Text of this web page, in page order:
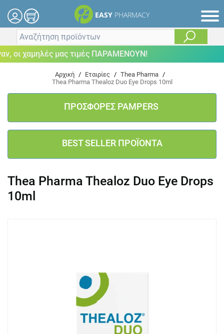
EASY PHARMACY
χαμηλές μας τιμές ΠΑΡΑΜΕΝΟΥΝ!
Αρχική / Εταιρίες / Thea Pharma /
Thea Pharma Thealoz Duo Eye Drops 10ml
ΠΡΟΣΦΟΡΕΣ PAMPERS
BEST SELLER ΠΡΟΪΟΝΤΑ
Thea Pharma Thealoz Duo Eye Drops
10ml